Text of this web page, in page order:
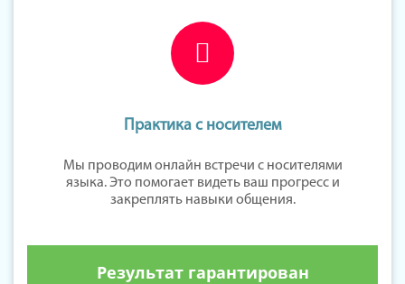
Практика с носителем
Мы проводим онлайн встречи с носителями
языка. Это помогает видеть ваш прогресс и
закреплять навыки общения.
Результат гарантирован